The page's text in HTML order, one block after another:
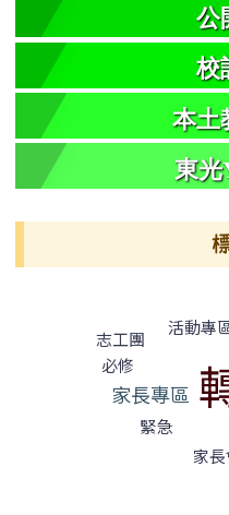
公
校
本土
東光
志工團
活動專
必修
家長專區
緊急
家